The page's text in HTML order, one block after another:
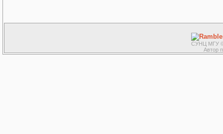
СУНЦ МГУ ©
Автор